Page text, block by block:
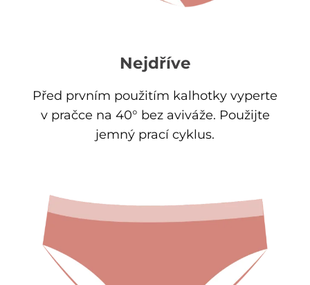
Nejdříve
Před prvním použitím kalhotky vyperte
v pračce na 40° bez aviváže. Použijte
jemný prací cyklus.